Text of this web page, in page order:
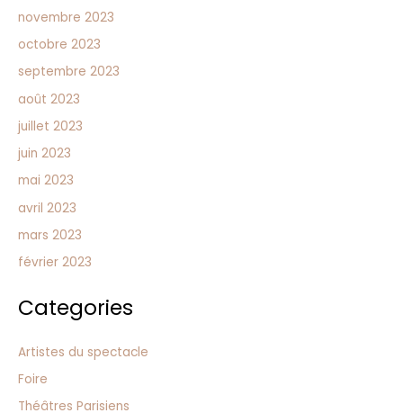
novembre 2023
octobre 2023
septembre 2023
août 2023
juillet 2023
juin 2023
mai 2023
avril 2023
mars 2023
février 2023
Categories
Artistes du spectacle
Foire
Théâtres Parisiens